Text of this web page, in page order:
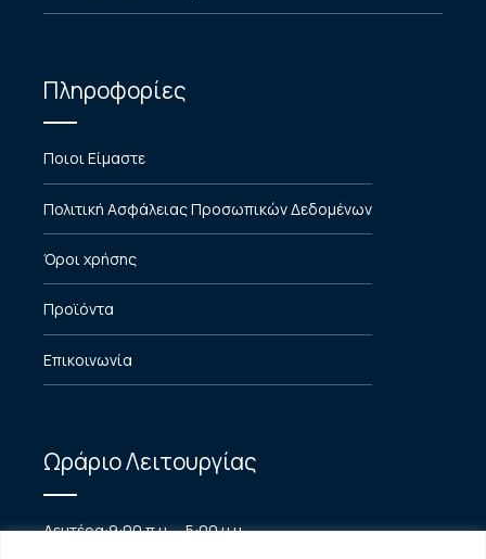
Πληροφορίες
Ποιοι Είμαστε
Πολιτική Ασφάλειας Προσωπικών Δεδομένων
Όροι χρήσης
Προϊόντα
Επικοινωνία
Ωράριο Λειτουργίας
Δευτέρα:9:00 π.μ. – 5:00 μ.μ.